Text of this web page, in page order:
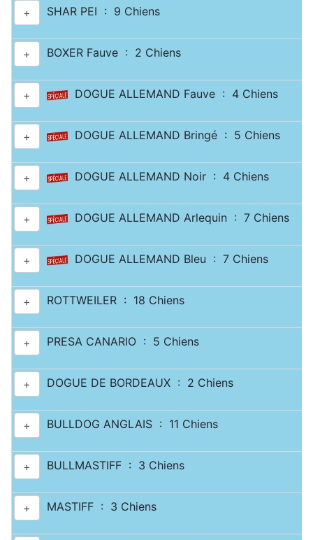
+ SHAR PEI : 9 Chiens
+ BOXER Fauve : 2 Chiens
+ DOGUE ALLEMAND Fauve : 4 Chiens
+ DOGUE ALLEMAND Bringé : 5 Chiens
+ DOGUE ALLEMAND Noir : 4 Chiens
+ DOGUE ALLEMAND Arlequin : 7 Chiens
+ DOGUE ALLEMAND Bleu : 7 Chiens
+ ROTTWEILER : 18 Chiens
+ PRESA CANARIO : 5 Chiens
+ DOGUE DE BORDEAUX : 2 Chiens
+ BULLDOG ANGLAIS : 11 Chiens
+ BULLMASTIFF : 3 Chiens
+ MASTIFF : 3 Chiens